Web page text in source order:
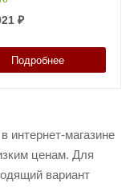
₽
Подробнее
интернет-магазине
ценам. Для
вариант